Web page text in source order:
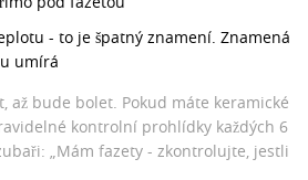
- to je špatný znamení. Znamená
umírá
až bude bolet. Pokud máte keramické
kontrolní prohlídky každých 6
„Mám fazety - zkontrolujte, jestli